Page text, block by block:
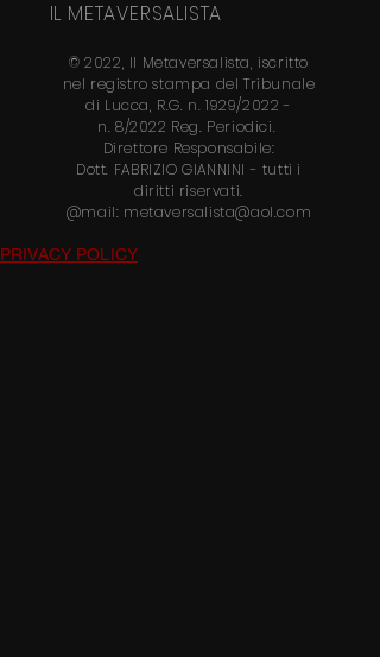
IL METAVERSALISTA
© 2022, Il Metaversalista, iscritto
nel registro stampa del Tribunale
di Lucca, R.G. n. 1929/2022 -
n. 8/2022 Reg. Periodici.
Direttore Responsabile:
Dott. FABRIZIO GIANNINI - tutti i
diritti riservati.
@mail: metaversalista@aol.com
PRIVACY POLICY